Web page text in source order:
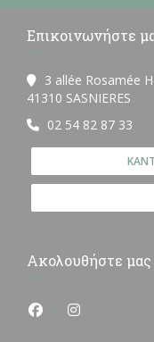
Επικοινωνήστε
3 allée Rosamée
41310 SASNIERES
02 54 82 87 33
Ακολουθήστε μας
FacebookInstagram